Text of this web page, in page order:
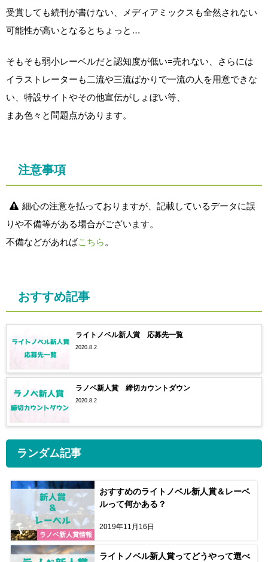
受賞しても続刊が書けない、メディアミックスも全然されない
可能性が高いとなるとちょっと…
そもそも弱小レーベルだと認知度が低い=売れない、さらには
イラストレーターも二流や三流ばかりで一流の人を用意できな
い、特設サイトやその他宣伝がしょぼい等、
まあ色々と問題点があります。
注意事項
細心の注意を払っておりますが、記載しているデータに誤
りや不備等がある場合がございます。
不備などがあればこちら 。
おすすめ記事
ライトノベル新人賞 応募先一覧
2020.8.2
ラノベ新人賞 締切カウントダウン
2020.8.2
ランダム記事
ラノベ新人賞情報
おすすめのライトノベル新人賞＆レーベ
ルって何かある？
2019年11月16日
ライトノベル新人賞ってどうやって選べ